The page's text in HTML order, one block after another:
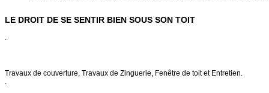
LE DROIT DE SE SENTIR BIEN SOUS SON TOIT
Travaux de couverture, Travaux de Zinguerie, Fenêtre de toit et Entretien.